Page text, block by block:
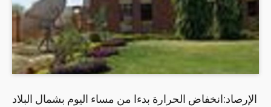
الإرصاد:انخفاض الحرارة بدءا من مساء اليوم بشمال البلاد